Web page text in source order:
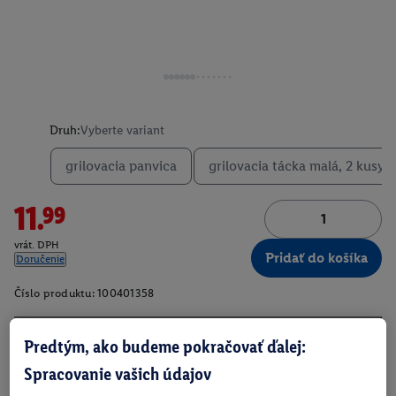
Druh:Vyberte variant
grilovacia panvica grilovacia tácka malá, 2 kusy
11.99
vrát. DPH
Doručenie
Pridať do košíka
Číslo produktu: 100401358
O produkte
Predtým, ako budeme pokračovať ďalej:
Spracovanie vašich údajov